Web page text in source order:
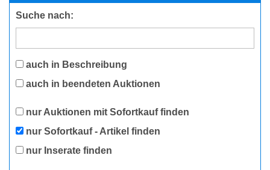
Suche nach:
auch in Beschreibung
auch in beendeten Auktionen
nur Auktionen mit Sofortkauf finden
nur Sofortkauf - Artikel finden
nur Inserate finden